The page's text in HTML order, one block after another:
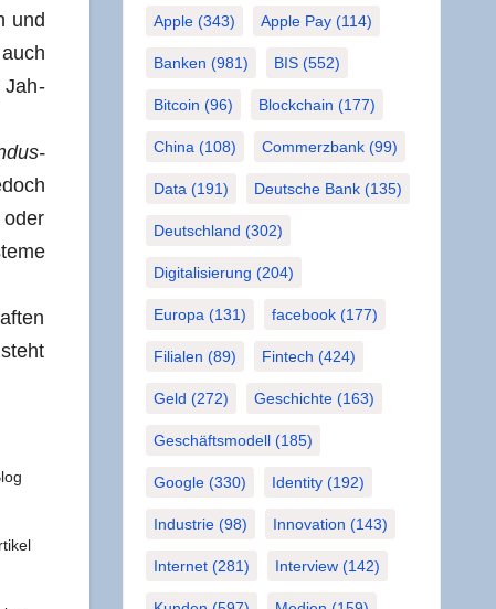
und
Jah­
Apple(343) Apple Pay(114)
Banken (981) BIS(552)
Bitcoin (96) Blockchain (177)
China (108) Commerzbank(99)
Data (191) Deutsche Bank(135)
Deutschland (302)
Digitalisierung (204)
Europa (131) facebook(177)
Filialen (89) Fintech (424)
Geld (272) Geschichte(163)
Geschäftsmodell(185)
Google(330) Identity(192)
Industrie(98) Innovation (143)
Internet(281) Interview(142)